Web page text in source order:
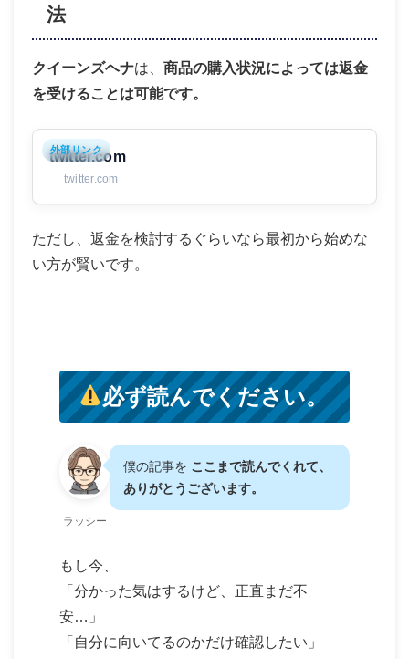
法
クイーンズヘナは、 商品の購入状況によっては返金
を受けることは可能です。
外部リンク
twitter.com
twitter.com
ただし、返金を検討するぐらいなら最初から始めな
い方が賢いです。
必ず読んでください。
ラッシー
僕の記事を ここまで読んでくれて、
ありがとうございます。
もし今、
「分かった気はするけど、正直まだ不
安…」
「自分に向いてるのかだけ確認したい」